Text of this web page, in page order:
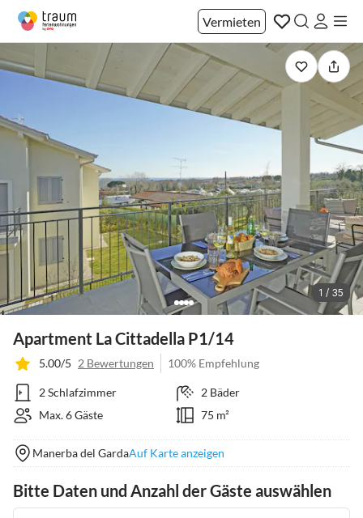
Vermieten
1 / 35
Apartment La Cittadella P1/14
5.00/5 2 Bewertungen 100% Empfehlung
2 Schlafzimmer
2 Bäder
Max. 6 Gäste
75 m²
Manerba del GardaAuf Karte anzeigen
Bitte Daten und Anzahl der Gäste auswählen